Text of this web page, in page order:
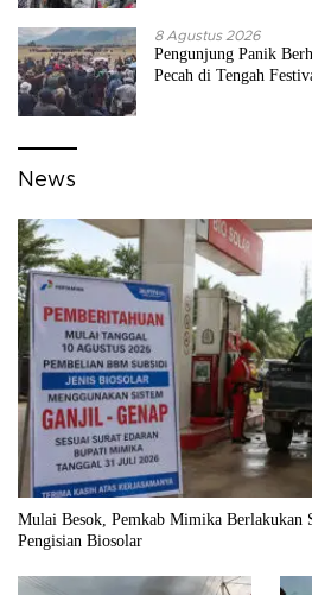
8 Agustus 2026
Pengunjung Panik
Pecah di Tengah
News
Mulai Besok, Pemkab Mimika Berlakukan
Pengisian Biosolar